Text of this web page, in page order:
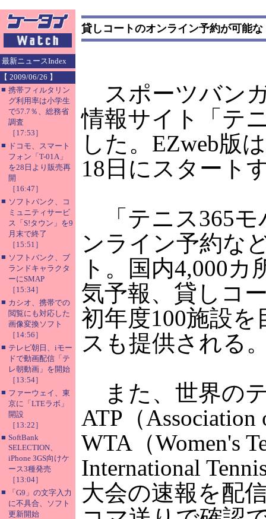
最新ニュースIndex
【 2009/06/26 】
■ 携帯フィルタリン
グ利用率は小学生
で57.7％、総務省
調査
［17:53］
■ ドコモ、スマート
フォン「T-01A」
を28日より販売再
開
［16:47］
■ ソフトバンク、コ
ミュニティサービ
ス「S!タウン」を9
月末で終了
［15:51］
■ ソフトバンク、ブ
ランドキャラクタ
ーにSMAP
［15:34］
■ カシオ、携帯での
閲覧にも対応した
画像変換ソフト
［14:56］
■ テレビ朝日、iモー
ドで動画配信「テ
レ朝動画」を開始
［13:54］
■ ファーウェイ、東
京に「LTEラボ」
開設
［13:22］
■ SoftBank
SELECTION、
iPhone 3GS向けケ
ース3種発売
［13:04］
■
「G9」の文字入力
に不具合、ソフト
更新開始
貸しコートのオンライン予約が可能
スポーツバン
情報サイト「テ
した。EZweb版
18日にスタート
「テニス365モ
ンライン予約な
ト。国内4,000
気予報、貸しコ
初年度100施設
スも提供される
また、世界の
ATP（Association
WTA（Women's
International
大会の速報を配